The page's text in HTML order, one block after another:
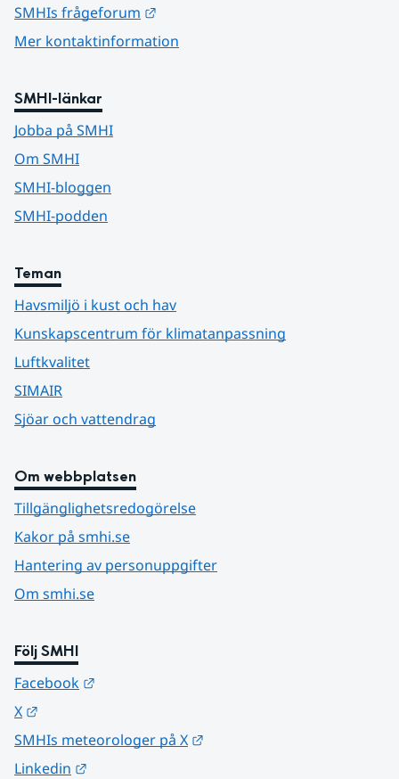
SMHIs frågeforum
Mer kontaktinformation
SMHI-länkar
Jobba på SMHI
Om SMHI
SMHI-bloggen
SMHI-podden
Teman
Havsmiljö i kust och hav
Kunskapscentrum för klimatanpassning
Luftkvalitet
SIMAIR
Sjöar och vattendrag
Om webbplatsen
Tillgänglighetsredogörelse
Kakor på smhi.se
Hantering av personuppgifter
Om smhi.se
Följ SMHI
Facebook
X
SMHIs meteorologer på X
Linkedin